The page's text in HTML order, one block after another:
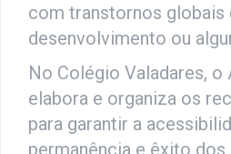
com transtornos globais
desenvolvimento ou
No Colégio Valadares, o
elabora e organiza os
para garantir a